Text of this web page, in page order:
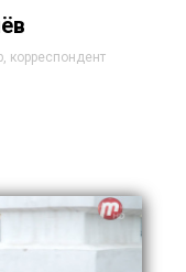
корреспондент